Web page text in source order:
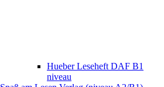
Hueber Leseheft DAF B1
niveau